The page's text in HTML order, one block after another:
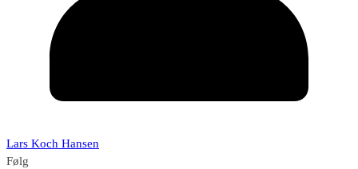
Lars Koch Hansen
Følg